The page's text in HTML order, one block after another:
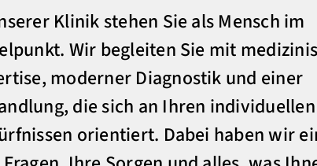
Klinik stehen Sie als Mensch im
Wir begleiten Sie mit
moderner Diagnostik und einer
die sich an Ihren individuellen
orientiert. Dabei haben wir